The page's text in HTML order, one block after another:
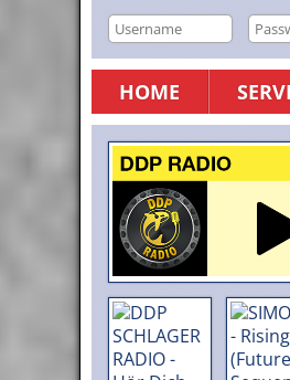
HOME